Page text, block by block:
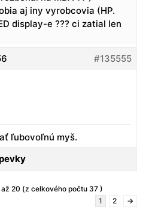
aj iny vyrobcovia (HP.
display-e ??? ci zatial len
#135555
ľubovoľnú myš.
20 (z celkového počtu 37 )
1
2 →